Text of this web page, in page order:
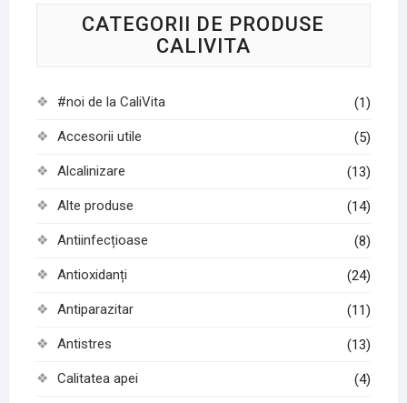
CATEGORII DE PRODUSE
CALIVITA
#noi de la CaliVita (1)
Accesorii utile (5)
Alcalinizare (13)
Alte produse (14)
Antiinfecțioase (8)
Antioxidanți (24)
Antiparazitar (11)
Antistres (13)
Calitatea apei (4)